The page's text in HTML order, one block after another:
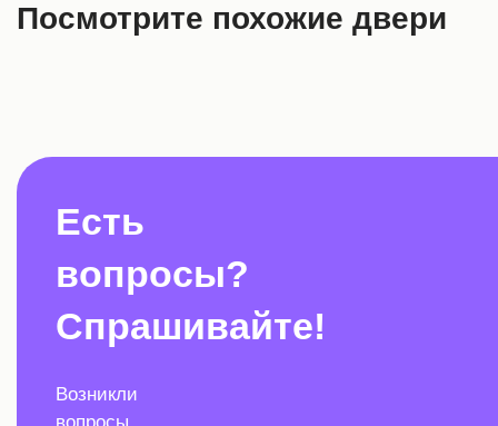
Посмотрите похожие двери
Есть
вопросы?
Спрашивайте!
Возникли